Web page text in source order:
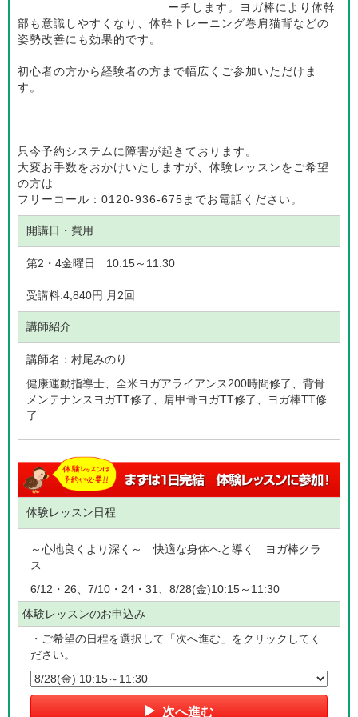
ーチします。ヨガ棒により体幹
部も意識しやすくなり、体幹トレーニング巻肩猫背などの
姿勢改善にも効果的です。
初心者の方から経験者の方まで幅広くご参加いただけま
す。
只今予約システムに障害が起きております。
大変お手数をおかけいたしますが、体験レッスンをご希望
の方は
フリーコール：0120-936-675までお電話ください。
開講日・費用
第2・4金曜日 10:15～11:30
受講料:4,840円 月2回
講師紹介
講師名： 村尾みのり
健康運動指導士、全米ヨガアライアンス200時間修了、背骨
メンテナンスヨガTT修了、肩甲骨ヨガTT修了、ヨガ棒TT修
了
体験レッスン日程
～心地良くより深く～ 快適な身体へと導く ヨガ棒クラ
ス
6/12・26、7/10・24・31、8/28(金)10:15～11:30
体験レッスンのお申込み
・ご希望の日程を選択して「次へ進む」をクリックしてく
ださい。
次へ進む